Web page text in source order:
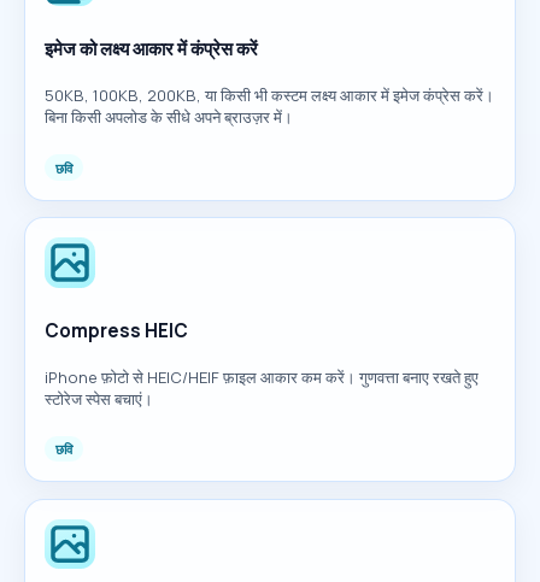
इमेज को लक्ष्य आकार में कंप्रेस करें
50KB, 100KB, 200KB, या किसी भी कस्टम लक्ष्य आकार में इमेज कंप्रेस करें।
बिना किसी अपलोड के सीधे अपने ब्राउज़र में।
छवि
Compress HEIC
iPhone फ़ोटो से HEIC/HEIF फ़ाइल आकार कम करें। गुणवत्ता बनाए रखते हुए
स्टोरेज स्पेस बचाएं।
छवि